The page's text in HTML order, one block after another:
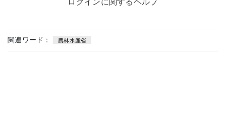
ログインに関するヘルプ
関連ワード： 農林水産省